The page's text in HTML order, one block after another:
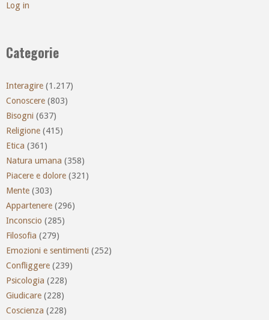
Log in
Categorie
Interagire (1.217)
Conoscere (803)
Bisogni (637)
Religione (415)
Etica (361)
Natura umana (358)
Piacere e dolore (321)
Mente (303)
Appartenere (296)
Inconscio (285)
Filosofia (279)
Emozioni e sentimenti (252)
Confliggere (239)
Psicologia (228)
Giudicare (228)
Coscienza (228)